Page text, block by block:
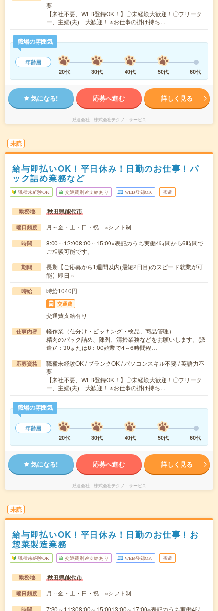
要
【来社不要、WEB登録OK！】〇未経験大歓迎！〇フリータ
ー、主婦(夫) 大歓迎！ ※お仕事の掛け持ち…
職場の雰囲気
年齢層
20代
30代 40代 50代 60代
気になる! 応募へ進む 詳しく見る
派遣会社 株式会社テクノ・サービス
未読
給与即払いOK！平日休み！日勤のお仕事！パ
ック詰め業務など
職種未経験OK 交通費別途支給あり WEB登録OK 派遣
勤務地 秋田県能代市
曜日頻度 月～金・土・日・祝 ※シフト制
時間
8:00～12:008:00～15:00※表記のうち実働4時間から6時間で
ご相談可能です。
期間
長期【ご応募から1週間以内(最短2日目)のスピード就業が可
能】即日～
時給 時給1040円
交通費
交通費支給有り
仕事内容
軽作業（仕分け・ピッキング・検品、商品管理）
精肉のパック詰め、陳列、清掃業務などをお願いします。(派
遣)7：30または8：00始業で4～6時間程…
応募資格
職種未経験OK / ブランクOK / パソコンスキル不要 / 英語力不
要
【来社不要、WEB登録OK！】〇未経験大歓迎！〇フリータ
ー、主婦(夫) 大歓迎！ ※お仕事の掛け持ち…
職場の雰囲気
年齢層
20代
30代 40代 50代 60代
気になる! 応募へ進む 詳しく見る
派遣会社 株式会社テクノ・サービス
未読
給与即払いOK！平日休み！日勤のお仕事！お
惣菜製造業務
職種未経験OK 交通費別途支給あり WEB登録OK 派遣
勤務地 秋田県能代市
曜日頻度 月～金・土・日・祝 ※シフト制
時間
7:30～11:308:00～15:0013:00～17:00※表記のうち実働4時